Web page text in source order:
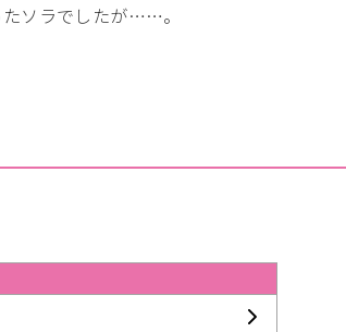
ソラでしたが……。